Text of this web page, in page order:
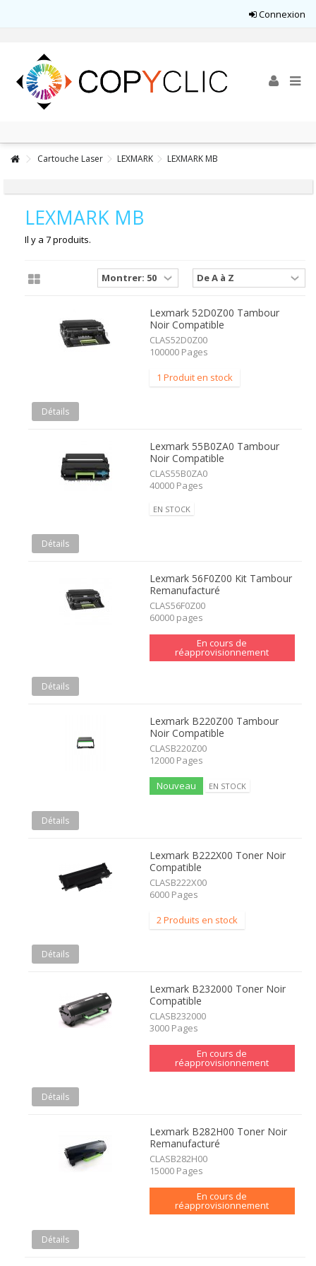
Connexion
Cartouche Laser LEXMARK LEXMARK MB
LEXMARK MB
Il y a 7 produits.
Lexmark 52D0Z00 Tambour
Noir Compatible
CLAS52D0Z00
100000 Pages
1 Produit en stock
Détails
Lexmark 55B0ZA0 Tambour
Noir Compatible
CLAS55B0ZA0
40000 Pages
EN STOCK
Détails
Lexmark 56F0Z00 Kit Tambour
Remanufacturé
CLAS56F0Z00
60000 pages
En cours de
réapprovisionnement
Détails
Lexmark B220Z00 Tambour
Noir Compatible
CLASB220Z00
12000 Pages
Nouveau
EN STOCK
Détails
Lexmark B222X00 Toner Noir
Compatible
CLASB222X00
6000 Pages
2 Produits en stock
Détails
Lexmark B232000 Toner Noir
Compatible
CLASB232000
3000 Pages
En cours de
réapprovisionnement
Détails
Lexmark B282H00 Toner Noir
Remanufacturé
CLASB282H00
15000 Pages
En cours de
réapprovisionnement
Détails